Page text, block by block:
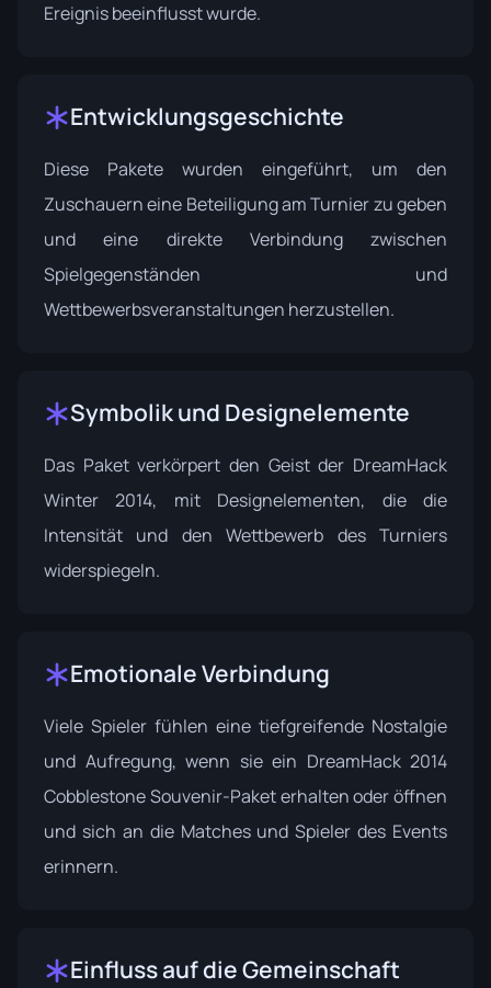
Ereignis beeinflusst wurde.
Entwicklungsgeschichte
Diese Pakete wurden eingeführt, um den
Zuschauern eine Beteiligung am Turnier zu geben
und eine direkte Verbindung zwischen
Spielgegenständen und
Wettbewerbsveranstaltungen herzustellen.
Symbolik und Designelemente
Das Paket verkörpert den Geist der DreamHack
Winter 2014, mit Designelementen, die die
Intensität und den Wettbewerb des Turniers
widerspiegeln.
Emotionale Verbindung
Viele Spieler fühlen eine tiefgreifende Nostalgie
und Aufregung, wenn sie ein DreamHack 2014
Cobblestone Souvenir-Paket erhalten oder öffnen
und sich an die Matches und Spieler des Events
erinnern.
Einfluss auf die Gemeinschaft